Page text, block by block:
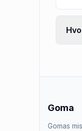
Goma
Gomas